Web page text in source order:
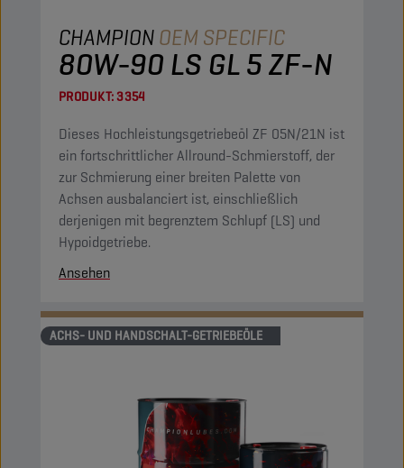
CHAMPIONOEM SPECIFIC
80W-90 LS GL 5 ZF-N
PRODUKT:3354
Dieses Hochleistungsgetriebeöl ZF 05N/21N ist
ein fortschrittlicher Allround-Schmierstoff, der
zur Schmierung einer breiten Palette von
Achsen ausbalanciert ist, einschließlich
derjenigen mit begrenztem Schlupf (LS) und
Hypoidgetriebe.
Ansehen
ACHS- UND HANDSCHALT-GETRIEBEÖLE